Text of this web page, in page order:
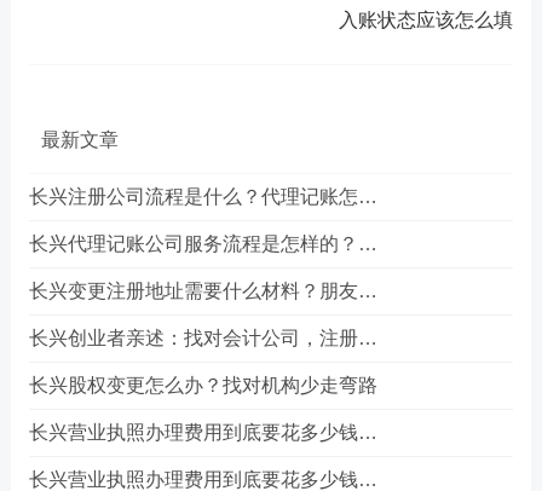
入账状态应该怎么填
最新文章
长兴注册公司流程是什么？代理记账怎么选？
长兴代理记账公司服务流程是怎样的？朋友的真实经历告诉你答案
长兴变更注册地址需要什么材料？朋友的一次真实办理经历
长兴创业者亲述：找对会计公司，注册公司少走三年弯路
长兴股权变更怎么办？找对机构少走弯路
长兴营业执照办理费用到底要花多少钱？真实经历告诉你答案
长兴营业执照办理费用到底要花多少钱？真实经历告诉你答案